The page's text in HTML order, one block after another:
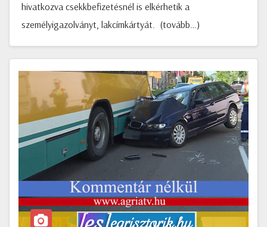
hivatkozva csekkbefizetésnél is elkérhetik a
személyigazolványt, lakcímkártyát. (tovább…)